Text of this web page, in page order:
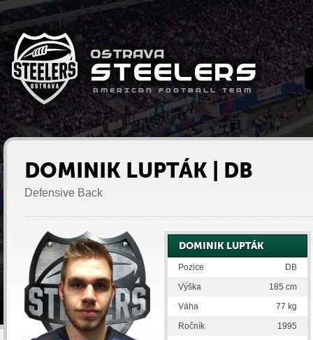
DOMINIK LUPTÁK | DB
Defensive Back
DOMINIK LUPTÁK
Pozice
DB
Výška
185 cm
Váha
77 kg
Ročník
1995